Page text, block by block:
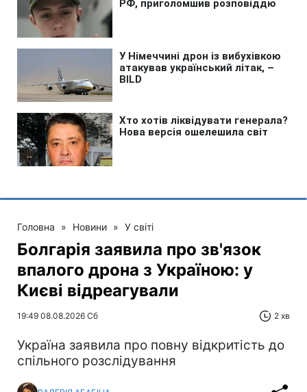
Головна » Новини » У світі
Болгарія заявила про зв'язок
впалого дрона з Україною: у
Києві відреагували
19:49 08.08.2026 Сб 2 хв
Україна заявила про повну відкритість до
спільного розслідування